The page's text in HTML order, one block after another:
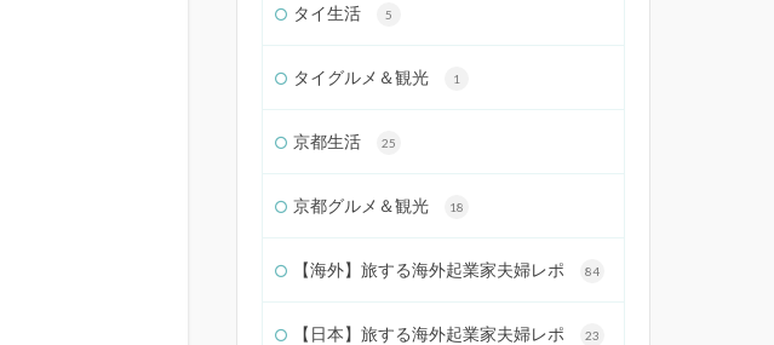
タイ生活 5
タイグルメ＆観光 1
京都生活 25
京都グルメ＆観光 18
【海外】旅する海外起業家夫婦レポ 84
【日本】旅する海外起業家夫婦レポ 23